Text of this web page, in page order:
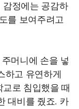
감정에는 공감하
를 보여주려고
머니에 손을 넣
하고 유연하게
로 침입했을 때
대비를 줬죠. 카